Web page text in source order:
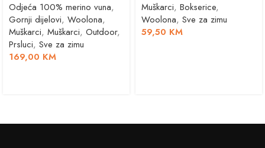
Odjeća 100% merino vuna,
Gornji dijelovi, Woolona,
Muškarci, Muškarci, Outdoor,
Prsluci, Sve za zimu
169,00 KM
Muškarci, Bokserice,
Woolona, Sve za zimu
59,50 KM